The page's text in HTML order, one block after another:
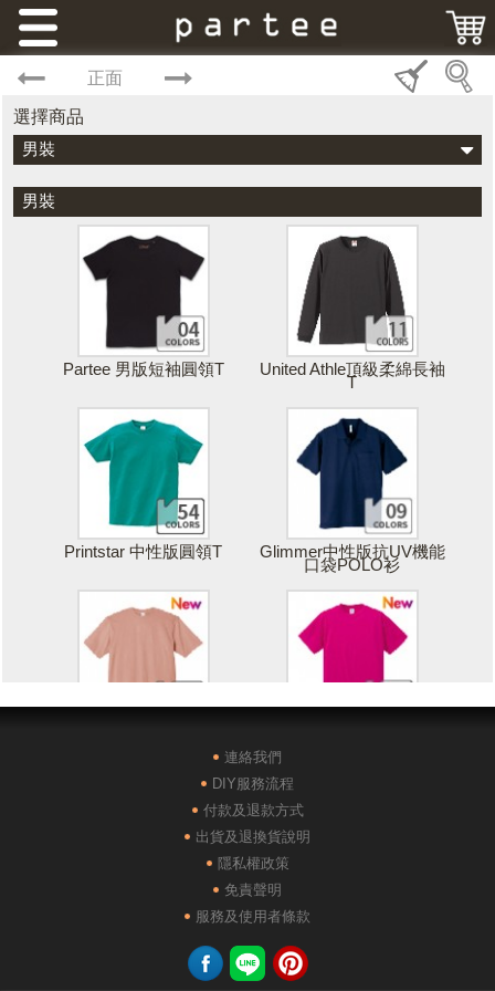
正面
選擇商品
男裝
男裝
Partee 男版短袖圓領T United Athle頂級柔綿長袖
T
Printstar 中性版圓領T Glimmer中性版抗UV機能
口袋POLO衫
POLONE1純棉短袖POLO AG28000落肩重磅精梳棉
連絡我們
DIY服務流程
付款及退款方式
出貨及退換貨說明
隱私權政策
免責聲明
服務及使用者條款